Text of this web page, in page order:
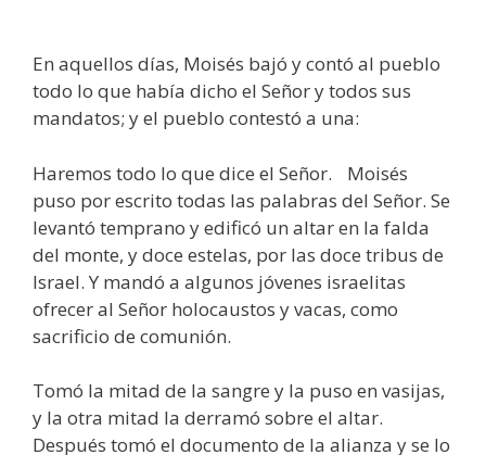
En aquellos días, Moisés bajó y contó al pueblo
todo lo que había dicho el Señor y todos sus
mandatos; y el pueblo contestó a una:
Haremos todo lo que dice el Señor. Moisés
puso por escrito todas las palabras del Señor. Se
levantó temprano y edificó un altar en la falda
del monte, y doce estelas, por las doce tribus de
Israel. Y mandó a algunos jóvenes israelitas
ofrecer al Señor holocaustos y vacas, como
sacrificio de comunión.
Tomó la mitad de la sangre y la puso en vasijas,
y la otra mitad la derramó sobre el altar.
Después tomó el documento de la alianza y se lo